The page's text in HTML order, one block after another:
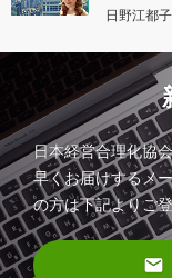
日野江都
日本経営合理化協
早くお届けするメ
の方は下記よりご登
email